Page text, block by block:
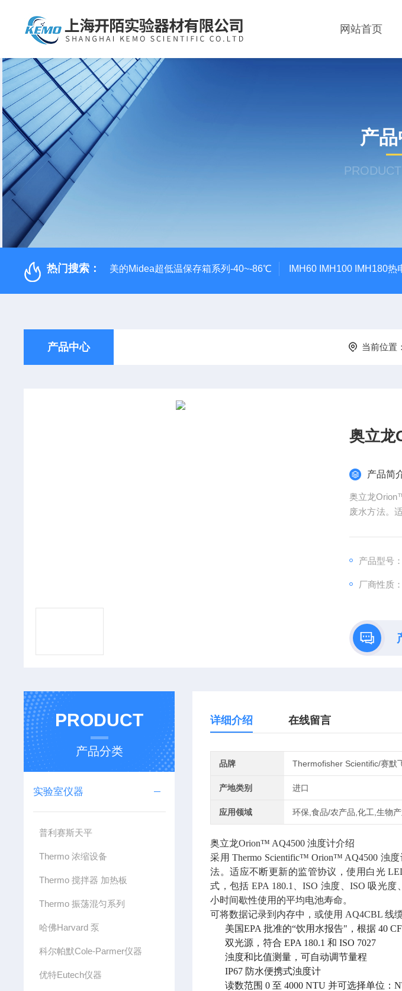
网站首页
产
热门搜索： 美的Midea超低温保存箱系列-40~-86℃ IMH60 IMH100 IMH180热
产品中心 当前位置：
奥立龙
产品简
奥立龙
废水方法。
产品型号：
厂商性质
PRODUCT
产品分类
实验室仪器
普利赛斯天平
Thermo 浓缩设备
Thermo 搅拌器 加热板
Thermo 振荡混匀系列
哈佛Harvard 泵
科尔帕默Cole-Parmer仪器
优特Eutech仪器
详细介绍 在线留言
品牌 Thermofisher Scientific/赛默
产地类别 进口
应用领域 环保,食品/农产品,化工,生物
奥立龙Orion™ AQ4500 浊度计介绍
采用 Thermo Scientific™ Orion™ AQ4500 浊
法。适应不断更新的监管协议，使用白光
式，包括 EPA 180.1、ISO 浊度、ISO 吸光
小时间歇性使用的平均电池寿命。
可将数据记录到内存中，或使用 AQ4CBL 线
美国EPA 批准的“饮用水报告"，根据 40
双光源，符合 EPA 180.1 和 ISO 7027
浊度和比值测量，可自动调节量程
IP67 防水便携式浊度计
读数范围 0 至 4000 NTU 并可选择单位：